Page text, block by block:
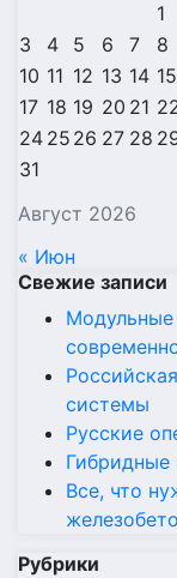
Август 2026
1
3
4 5 6 7 8
10 11 12 13 14 15
17 18 19 20 21
24 25 26 27 28
31
« Июн
Свежие записи
системы
Русские
Гибридные
Все, что
Рубрики